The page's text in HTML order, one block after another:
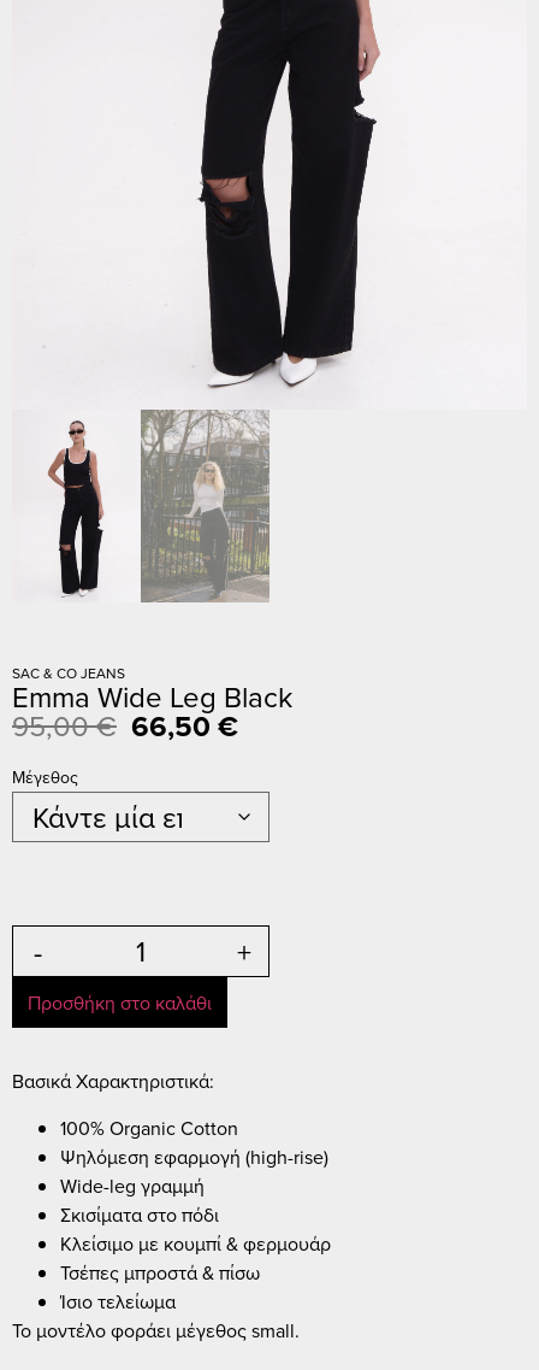
SAC & CO JEANS
Emma Wide Leg Black
95,00€ 66,50€
Μέγεθος
- +
Προσθήκη στο καλάθι
Βασικά Χαρακτηριστικά:
100% Organic Cotton
Ψηλόμεση εφαρμογή (high-rise)
Wide-leg γραμμή
Σκισίματα στο πόδι
Κλείσιμο με κουμπί & φερμουάρ
Τσέπες μπροστά & πίσω
Ίσιο τελείωμα
Το μοντέλο φοράει μέγεθος small.